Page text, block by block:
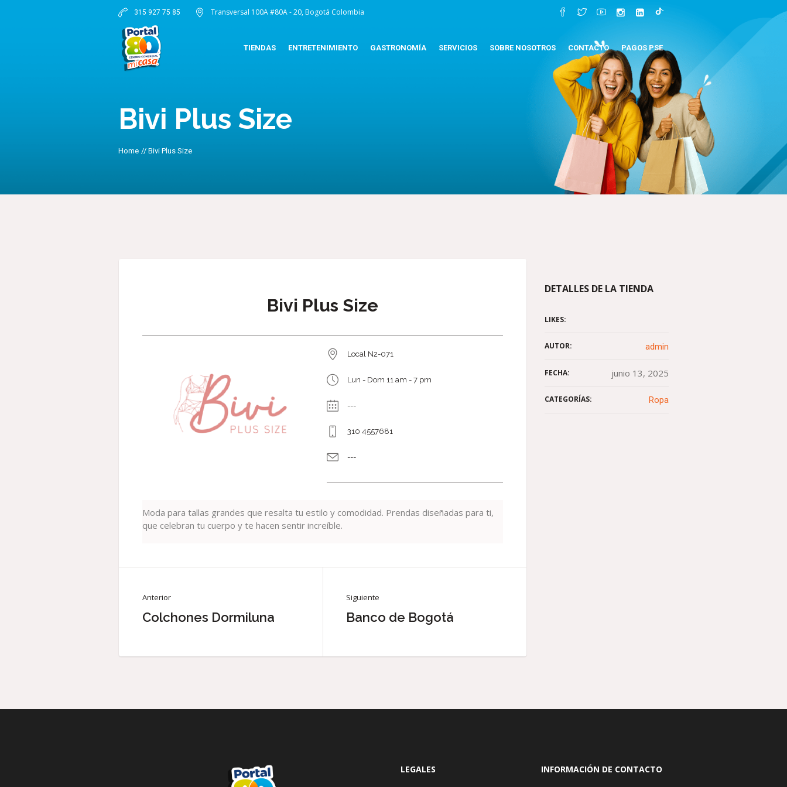
315 927 75 85 Transversal 100A #80A - 20, Bogotá Colombia
TIENDAS ENTRETENIMIENTO GASTRONOMÍA SERVICIOS SOBRE NOSOTROS CONTACTO PAGOS PSE
Bivi Plus Size
Home // Bivi Plus Size
Bivi Plus Size
Local N2-071
Lun - Dom 11 am - 7 pm
---
310 4557681
---
Moda para tallas grandes que resalta tu estilo y comodidad. Prendas diseñadas para ti,
que celebran tu cuerpo y te hacen sentir increíble.
Anterior
Colchones Dormiluna
Siguiente
Banco de Bogotá
DETALLES DE LA TIENDA
LIKES:
AUTOR: admin
FECHA: junio 13, 2025
CATEGORÍAS: Ropa
LEGALES INFORMACIÓN DE CONTACTO